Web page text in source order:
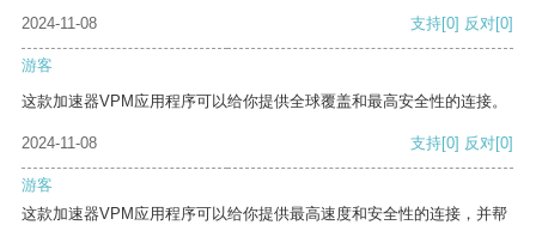
2024-11-08
支持[0] 反对[0]
游客
这款加速器VPM应用程序可以给你提供全球覆盖和最高安全性的连接。
2024-11-08 支持[0] 反对[0]
游客
这款加速器VPM应用程序可以给你提供最高速度和安全性的连接，并帮